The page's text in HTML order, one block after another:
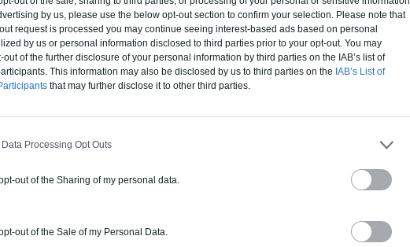
by us, please use the below opt-out section to confirm your selection. Please note that
request is processed you may continue seeing interest-based ads based on personal
by us or personal information disclosed to third parties prior to your opt-out. You may
of the further disclosure of your personal information by third parties on the IAB’s list of
This information may also be disclosed by us to third parties on the IAB’s List of
that may further disclose it to other third parties.
Processing Opt Outs
out of the Sharing of my personal data.
out of the Sale of my Personal Data.
déclarations
. En fait ce
taille de votre
exemptés
du
Sous ces
n’est
pas un
dans
de cette
peut être